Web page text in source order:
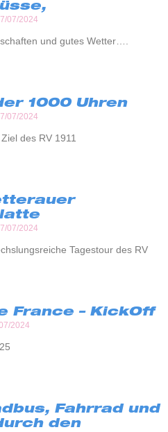
07/2024
und gutes Wetter….
1000 Uhren
07/2024
des RV 1911
07/2024
Tagestour des RV
France – KickOff
2024
Fahrrad und
den